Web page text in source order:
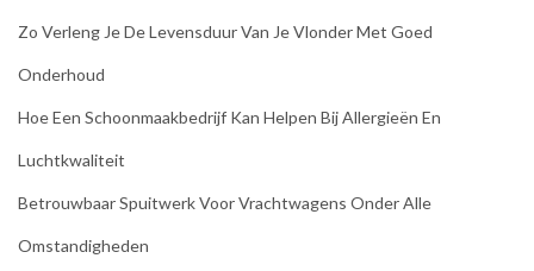
Zo Verleng Je De Levensduur Van Je Vlonder Met Goed
Onderhoud
Hoe Een Schoonmaakbedrijf Kan Helpen Bij Allergieën En
Luchtkwaliteit
Betrouwbaar Spuitwerk Voor Vrachtwagens Onder Alle
Omstandigheden